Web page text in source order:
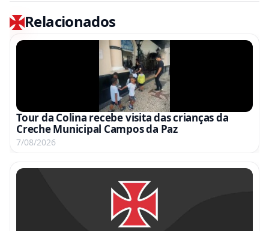
Relacionados
Tour da Colina recebe visita das crianças da
Creche Municipal Campos da Paz
7/08/2026